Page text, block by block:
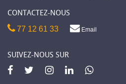
CONTACTEZ-NOUS
77 12 61 33 Email
SUIVEZ-NOUS SUR